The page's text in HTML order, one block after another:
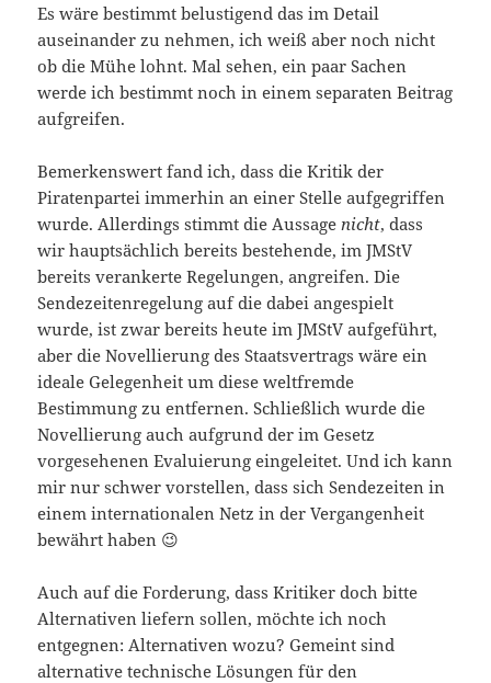
Es wäre bestimmt belustigend das im Detail
auseinander zu nehmen, ich weiß aber noch nicht
ob die Mühe lohnt. Mal sehen, ein paar Sachen
werde ich bestimmt noch in einem separaten Beitrag
aufgreifen.
Bemerkenswert fand ich, dass die Kritik der
Piratenpartei immerhin an einer Stelle aufgegriffen
wurde. Allerdings stimmt die Aussagenicht, dass
wir hauptsächlich bereits bestehende, im JMStV
bereits verankerte Regelungen, angreifen. Die
Sendezeitenregelung auf die dabei angespielt
wurde, ist zwar bereits heute im JMStV aufgeführt,
aber die Novellierung des Staatsvertrags wäre ein
ideale Gelegenheit um diese weltfremde
Bestimmung zu entfernen. Schließlich wurde die
Novellierung auch aufgrund der im Gesetz
vorgesehenen Evaluierung eingeleitet. Und ich kann
mir nur schwer vorstellen, dass sich Sendezeiten in
einem internationalen Netz in der Vergangenheit
bewährt haben 😉
Auch auf die Forderung, dass Kritiker doch bitte
Alternativen liefern sollen, möchte ich noch
entgegnen: Alternativen wozu? Gemeint sind
alternative technische Lösungen für den